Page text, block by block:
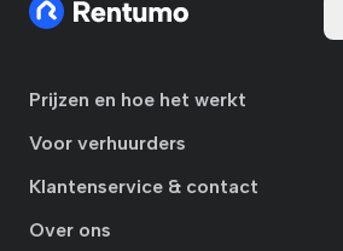
Prijzen en hoe het werkt
Voor verhuurders
Klantenservice & contact
Over ons